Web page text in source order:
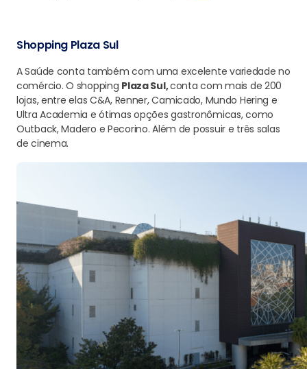
Shopping Plaza Sul
A Saúde conta também com uma excelente variedade no
comércio. O shopping Plaza Sul,conta com mais de 200
lojas, entre elas C&A, Renner, Camicado, Mundo Hering e
Ultra Academia e ótimas opções gastronômicas, como
Outback, Madero e Pecorino. Além de possuir e três salas
de cinema.